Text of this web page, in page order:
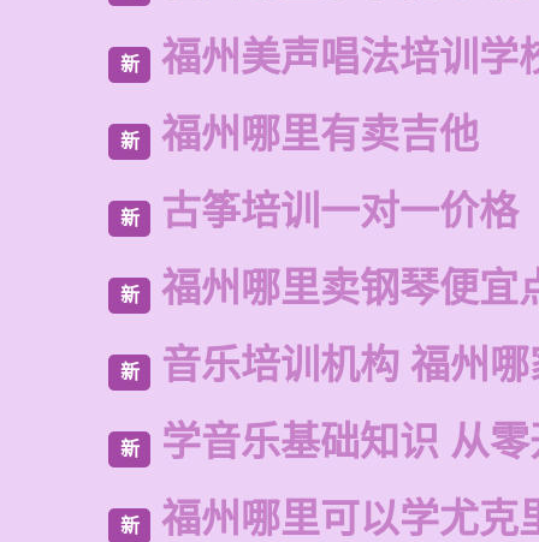
新 福州美声唱法培训学
新 福州哪里有卖吉他
新 古筝培训一对一价格
新 福州哪里卖钢琴便宜
新 音乐培训机构 福州
新 学音乐基础知识 从
新 福州哪里可以学尤克